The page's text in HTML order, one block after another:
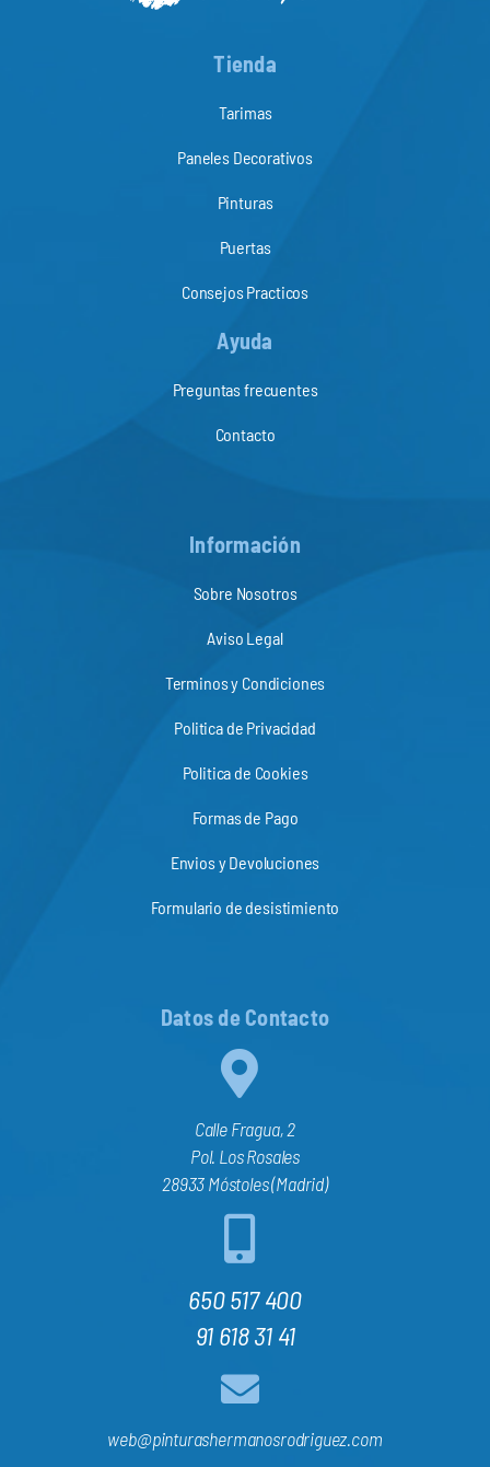
Tienda
Tarimas
Paneles Decorativos
Pinturas
Puertas
Consejos Practicos
Ayuda
Preguntas frecuentes
Contacto
Información
Sobre Nosotros
Aviso Legal
Terminos y Condiciones
Politica de Privacidad
Politica de Cookies
Formas de Pago
Envios y Devoluciones
Formulario de desistimiento
Datos de Contacto
Calle Fragua, 2
Pol. Los Rosales
28933 Móstoles (Madrid)
650 517 400
91 618 31 41
web@pinturashermanosrodriguez.com